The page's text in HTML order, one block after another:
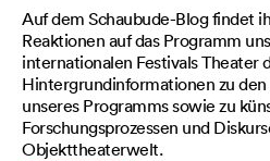
Auf dem Schaubude-Blog findet
Reaktionen auf das Programm
internationalen Festivals Theater
Hintergrundinformationen zu
unseres Programms sowie zu
Forschungsprozessen und
Objekttheaterwelt.